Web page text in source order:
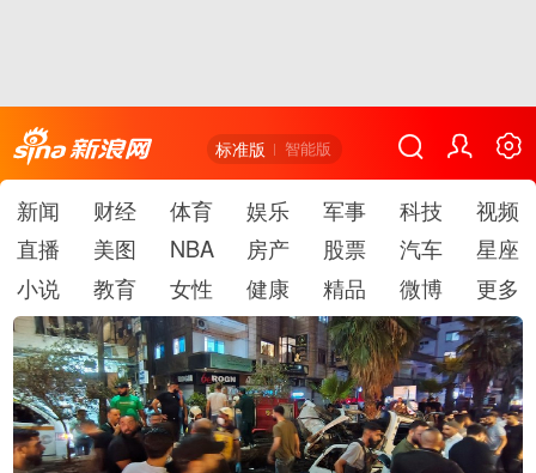
标准版 智能版
新闻 财经 体育 娱乐 军事 科技
视频
直播
美图 NBA 房产 股票 汽车
星座
小说
教育 女性 健康 精品 微博 更多